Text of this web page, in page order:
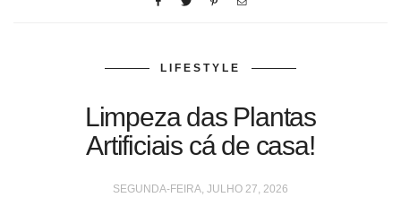
LIFESTYLE
Limpeza das Plantas
Artificiais cá de casa!
SEGUNDA-FEIRA, JULHO 27, 2026